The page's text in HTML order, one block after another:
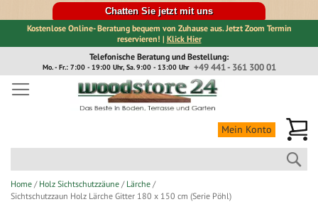
Chatten Sie jetzt mit uns
Kostenlose Online- Beratung bequem von Zuhause aus. Jetzt Zoom Termin
reservieren! | Klick Hier
Inhalt
Telefonische Beratung und Bestellung:
+49 441 - 361 300 01
Mo. - Fr.: 7:00 - 19:00 Uhr, Sa. 9:00 - 13:00 Uhr
Mein Konto
Home Holz Sichtschutzzäune
Lärche
Sichtschutzzaun Holz Lärche Gitter 180 x 150 cm (Serie Pöhl)